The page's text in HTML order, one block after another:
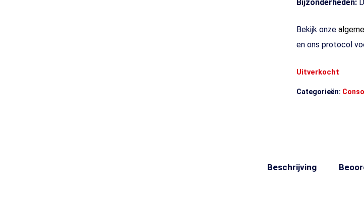
Bijzonderheden:
Bekijk onze
en ons protocol
Uitverkocht
Categorieën:
Beschrijving